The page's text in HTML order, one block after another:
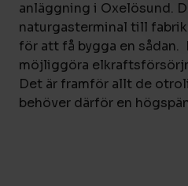
anläggning i Oxelösund.
naturgasterminal till
för att få bygga en
möjliggöra
Det är framför allt de
behöver därför en